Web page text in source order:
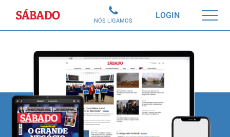
Sábado LOGIN
NÓS LIGAMOS